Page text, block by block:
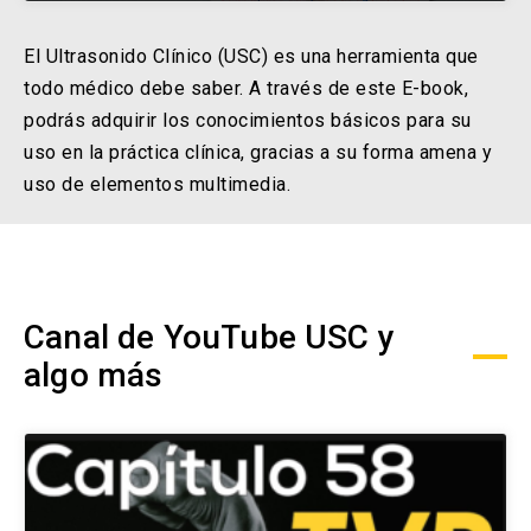
El Ultrasonido Clínico (USC) es una herramienta que
todo médico debe saber. A través de este E-book,
podrás adquirir los conocimientos básicos para su
uso en la práctica clínica, gracias a su forma amena y
uso de elementos multimedia.
Canal de YouTube USC y
algo más